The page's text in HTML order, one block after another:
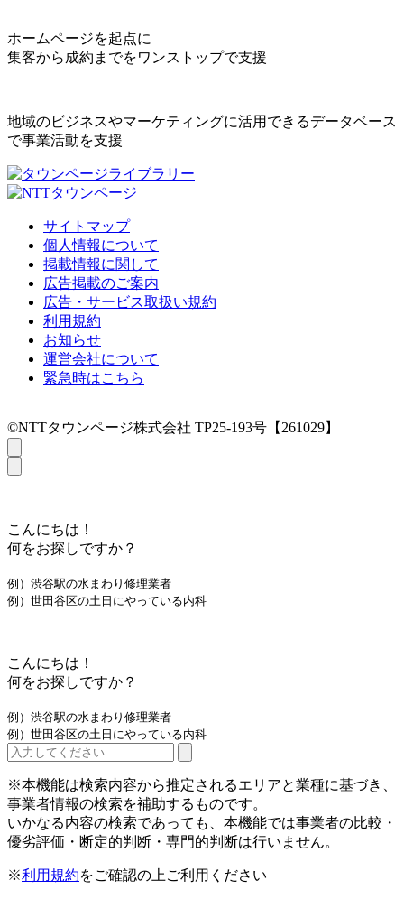
ホームページを起点に
集客から成約までをワンストップで支援
地域のビジネスやマーケティングに活用できるデータベース
で事業活動を支援
サイトマップ
個人情報について
掲載情報に関して
広告掲載のご案内
広告・サービス取扱い規約
利用規約
お知らせ
運営会社について
緊急時はこちら
©NTTタウンページ株式会社 TP25-193号【261029】
こんにちは！
何をお探しですか？
例）渋谷駅の水まわり修理業者
例）世田谷区の土日にやっている内科
こんにちは！
何をお探しですか？
例）渋谷駅の水まわり修理業者
例）世田谷区の土日にやっている内科
※本機能は検索内容から推定されるエリアと業種に基づき、
事業者情報の検索を補助するものです。
いかなる内容の検索であっても、本機能では事業者の比較・
優劣評価・断定的判断・専門的判断は行いません。
※利用規約をご確認の上ご利用ください